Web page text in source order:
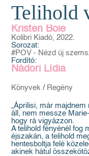
Telihold
Kristen Boie
Kolibri Kiadó, 2022.
Sorozat:
#POV - Nézd új
Fordító:
Nádori Lídia
Könyvek / Regény
„Áprilisi, már
áll, nem messze
hogy rá vigyázzon.
A telihold fényénél fog
éjszakán, a telihold
hentesboltja felé
akinek hátul